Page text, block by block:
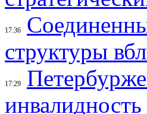
17:36
структуры
17:29